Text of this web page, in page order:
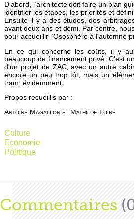
D’abord, l’architecte doit faire un plan
identifier les étapes, les priorités et
Ensuite il y a des études, des
avant deux ans et demi. Par contre,
pour accueillir l’Ososphère à l'automne
En ce qui concerne les coûts, il y
beaucoup de financement privé. C’est
d'un projet de ZAC, avec un autre
encore un peu trop tôt, mais un
tram, évidemment.
Propos recueillis par :
Antoine Magallon et Mathilde Loire
Culture
Economie
Politique
Afficher
Commentaires